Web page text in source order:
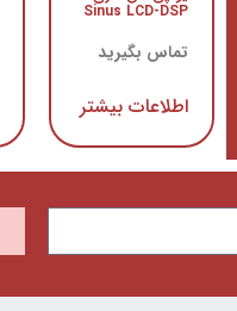
Sinus LCD-DSP
تماس بگیرید
اطلاعات بیشتر